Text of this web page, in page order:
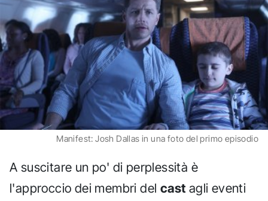
Manifest: Josh Dallas in una foto del primo episodio
A suscitare un po' di perplessità è
l'approccio dei membri del cast agli eventi